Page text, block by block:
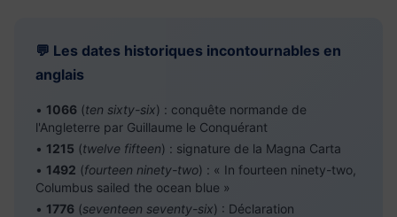
💬 Les dates historiques incontournables en
anglais
• 1066 (ten sixty-six) : conquête normande de
l'Angleterre par Guillaume le Conquérant
• 1215 (twelve fifteen) : signature de la Magna Carta
• 1492 (fourteen ninety-two) : « In fourteen ninety-two,
Columbus sailed the ocean blue »
• 1776 (seventeen seventy-six) : Déclaration